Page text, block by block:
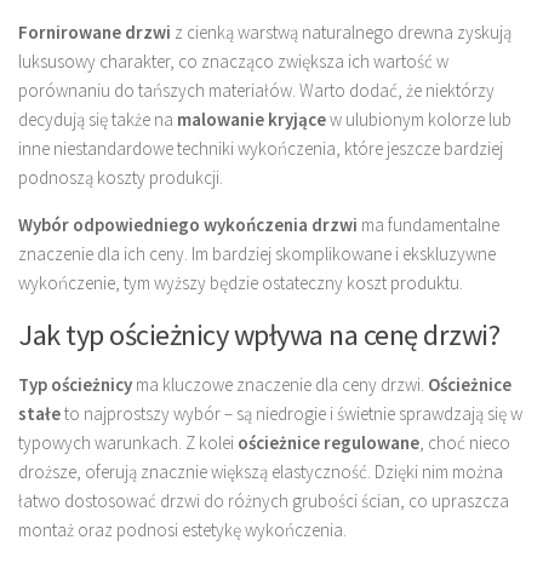
Fornirowane drzwi z cienką warstwą naturalnego drewna zyskują
luksusowy charakter, co znacząco zwiększa ich wartość w
porównaniu do tańszych materiałów. Warto dodać, że niektórzy
decydują się także na malowanie kryjącew ulubionym kolorze lub
inne niestandardowe techniki wykończenia, które jeszcze bardziej
podnoszą koszty produkcji.
Wybór odpowiedniego wykończenia drzwi ma fundamentalne
znaczenie dla ich ceny. Im bardziej skomplikowane i ekskluzywne
wykończenie, tym wyższy będzie ostateczny koszt produktu.
Jak typ ościeżnicy wpływa na cenę drzwi?
Typ ościeżnicy ma kluczowe znaczenie dla ceny drzwi. Ościeżnice
stałeto najprostszy wybór – są niedrogie i świetnie sprawdzają się w
typowych warunkach. Z kolei ościeżnice regulowane , choć nieco
droższe, oferują znacznie większą elastyczność. Dzięki nim można
łatwo dostosować drzwi do różnych grubości ścian, co upraszcza
montaż oraz podnosi estetykę wykończenia.